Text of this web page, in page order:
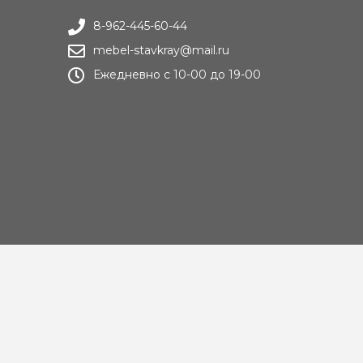
8-962-445-60-44
mebel-stavkray@mail.ru
Ежедневно с 10-00 до 19-00